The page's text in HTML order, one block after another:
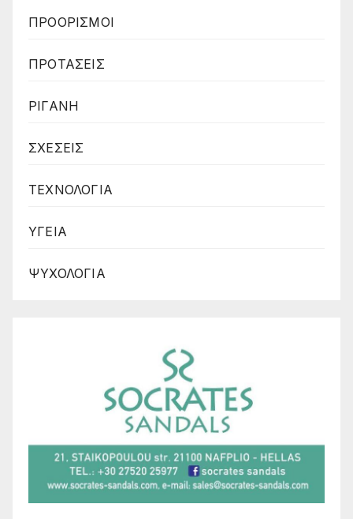
ΠΡΟΟΡΙΣΜΟΙ
ΠΡΟΤΑΣΕΙΣ
ΡΙΓΑΝΗ
ΣΧΕΣΕΙΣ
ΤΕΧΝΟΛΟΓΙΑ
ΥΓΕΙΑ
ΨΥΧΟΛΟΓΙΑ